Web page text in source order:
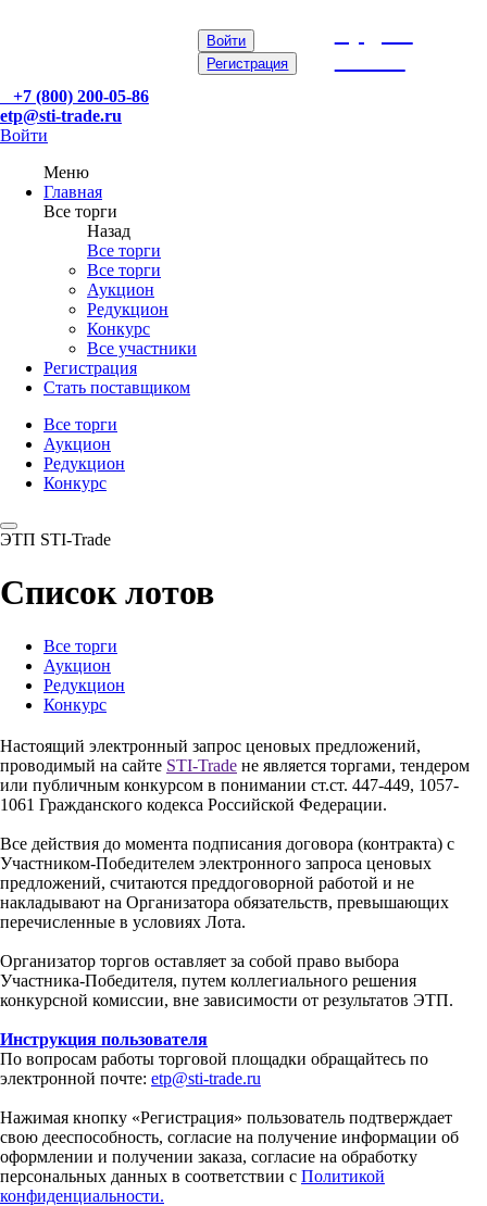
Войти
Регистрация
+7 (800) 200-05-86
etp@sti-trade.ru
Войти
Меню
Главная
Все торги
Назад
Все торги
Все торги
Аукцион
Редукцион
Конкурс
Все участники
Регистрация
Стать поставщиком
Все торги
Аукцион
Редукцион
Конкурс
ЭТП STI-Trade
Список лотов
Все торги
Аукцион
Редукцион
Конкурс
Настоящий электронный запрос ценовых предложений,
проводимый на сайте STI-Trade не является торгами, тендером
или публичным конкурсом в понимании ст.ст. 447-449, 1057-
1061 Гражданского кодекса Российской Федерации.
Все действия до момента подписания договора (контракта) с
Участником-Победителем электронного запроса ценовых
предложений, считаются преддоговорной работой и не
накладывают на Организатора обязательств, превышающих
перечисленные в условиях Лота.
Организатор торгов оставляет за собой право выбора
Участника-Победителя, путем коллегиального решения
конкурсной комиссии, вне зависимости от результатов ЭТП.
Инструкция пользователя
По вопросам работы торговой площадки обращайтесь по
электронной почте: etp@sti-trade.ru
Нажимая кнопку «Регистрация» пользователь подтверждает
свою дееспособность, согласие на получение информации об
оформлении и получении заказа, согласие на обработку
персональных данных в соответствии с Политикой
конфиденциальности.